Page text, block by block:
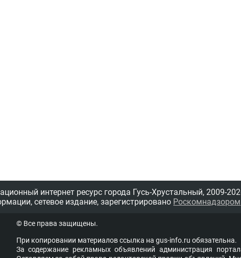
интернет ресурс города Гусь-Хрустальный, 2009-
сетевое издание, зарегистрировано Роскомнадзором
© Все права защищены.
При копировании материалов ссыл­ка на gus-info.ru обя­за­тель­на.
За содержание рекламных объявлений администра­ция